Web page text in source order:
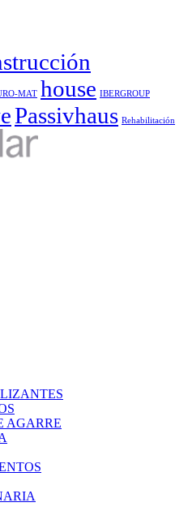
MAT house IBERGROUP
Passivhaus Rehabilitación
AGARRE